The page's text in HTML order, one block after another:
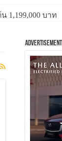
1,199,000 บาท
Advertisement